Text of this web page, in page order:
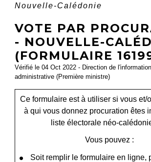
Nouvelle-Calédonie
VOTE PAR
- NOUVELLE-
(FORMULAIRE
Vérifié le 04 Oct 2022 - Direction de
administrative (Première ministre)
Ce formulaire est à utiliser si vous et/
à qui vous donnez procuration êtes
liste électorale néo-
Vous pouvez :
Soit remplir le formulaire en ligne,